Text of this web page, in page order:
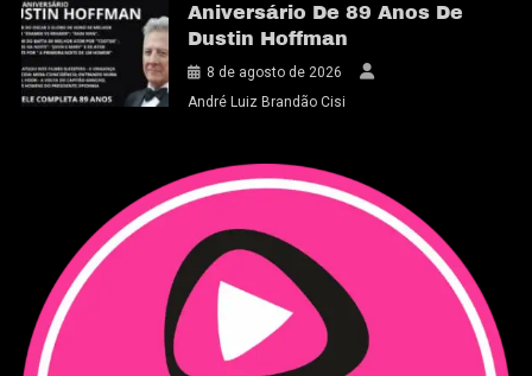
Aniversário De 89 Anos De
Dustin Hoffman
8 de agosto de 2026
André Luiz Brandão Cisi